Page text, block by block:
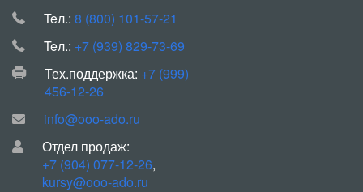
Teл.: 8 (800) 101-57-21
Teл.: +7 (939) 829-73-69
Тех.поддержка: +7 (999)
456-12-26
info@ooo-ado.ru
Отдел продаж:
+7 (904) 077-12-26,
kursy@ooo-ado.ru